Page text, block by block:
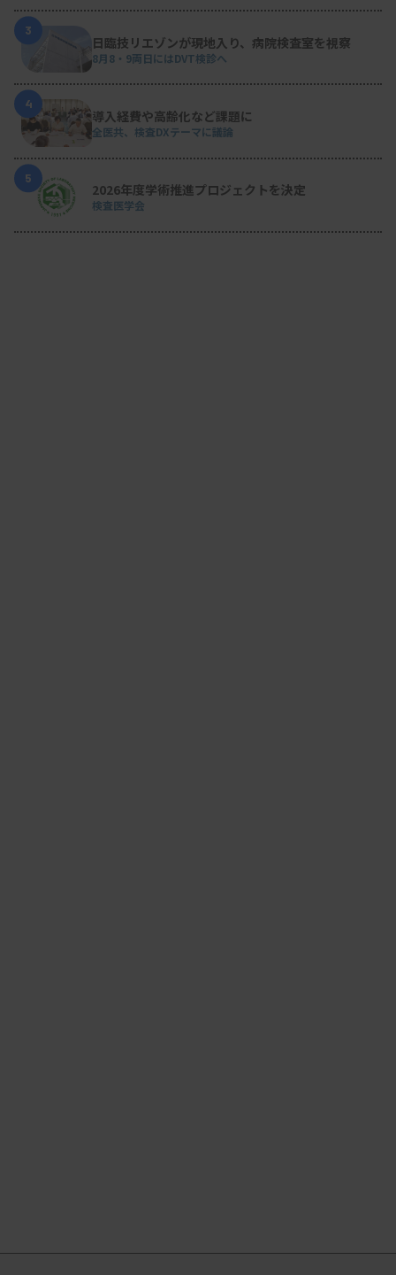
3
日臨技リエゾンが現地入り、病院検査室を視察
8月8・9両日にはDVT検診へ
4
導入経費や高齢化など課題に
全医共、検査DXテーマに議論
5
2026年度学術推進プロジェクトを決定
検査医学会